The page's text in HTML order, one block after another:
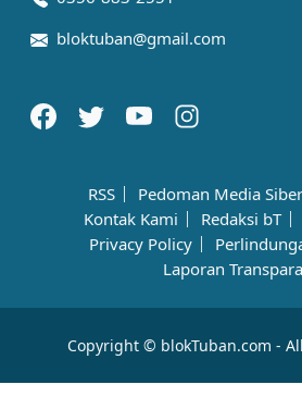
bloktuban@gmail.com
RSS Pedoman Media Siber
Kontak Kami
Redaksi bT
Privacy Policy
Laporan
Copyright © blokTuban.com -